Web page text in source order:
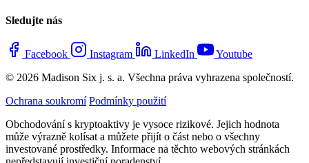
Sledujte nás
Facebook Instagram LinkedIn
Youtube
© 2026 Madison Six j. s. a. Všechna práva vyhrazena společností.
Ochrana soukromí Podmínky použití
Obchodování s kryptoaktivy je vysoce rizikové. Jejich hodnota
může výrazně kolísat a můžete přijít o část nebo o všechny
investované prostředky. Informace na těchto webových stránkách